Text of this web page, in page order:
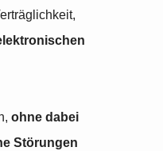
ohne dabei
Störungen